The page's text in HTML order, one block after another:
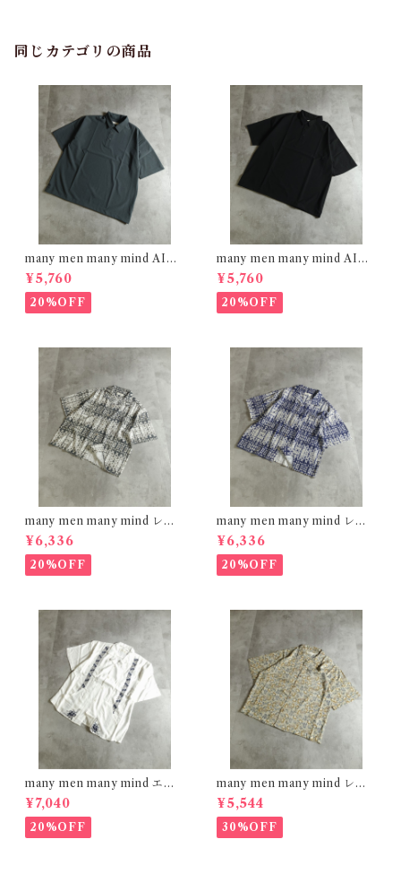
同じカテゴリの商品
many men many mind AIRL
EAK FABRIC ポロシャツ C
HARCOAL M2615161
¥5,760
20%OFF
many men many mind AIRL
EAK FABRIC ポロシャツ BL
ACK M2615161
¥5,760
20%OFF
many men many mind レー
ヨン 総柄シャツ バティック ネ
イティブ ブラック M261506
0
¥6,336
20%OFF
many men many mind レー
ヨン 総柄シャツ バティック ネ
イティブ ネイビー M261506
0
¥6,336
20%OFF
many men many mind エン
ブロイダリー レーヨンシャツ
オフホワイト M2615090
¥7,040
20%OFF
many men many mind レー
ヨン 総柄シャツ 花柄 イエロー
M2615061
¥5,544
30%OFF